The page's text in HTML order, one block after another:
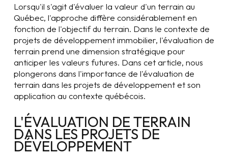
Lorsqu'il s'agit d'évaluer la valeur d'un terrain au
Québec, l'approche diffère considérablement en
fonction de l'objectif du terrain. Dans le contexte de
projets de développement immobilier, l'évaluation de
terrain prend une dimension stratégique pour
anticiper les valeurs futures. Dans cet article, nous
plongerons dans l'importance de l'évaluation de
terrain dans les projets de développement et son
application au contexte québécois.
L'ÉVALUATION DE TERRAIN
DANS LES PROJETS DE
DÉVELOPPEMENT